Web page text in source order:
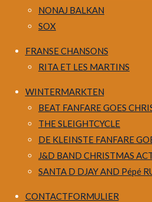
NONAJ BALKAN
SOX
FRANSE CHANSONS
RITA ET LES MARTINS
WINTERMARKTEN
BEAT FANFARE GOES
THE SLEIGHTCYCLE
DE KLEINSTE FANFARE
J&D BAND CHRISTMAS
SANTA D DJAY AND Pépé
CONTACTFORMULIER